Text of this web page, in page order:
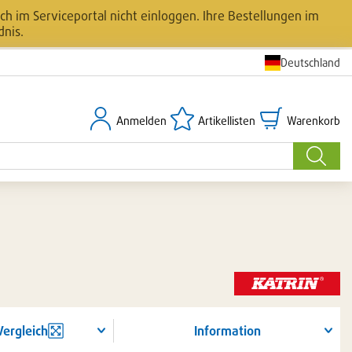
im Serviceportal nicht einloggen. Ihre Bestellungen im
Deutschland
Suche
Anmelden
Anmelden Artikellisten
Artikellisten Warenkorb
Warenkorb
Information